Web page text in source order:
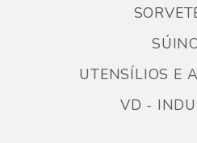
UTENSÍLIOS E
VD -